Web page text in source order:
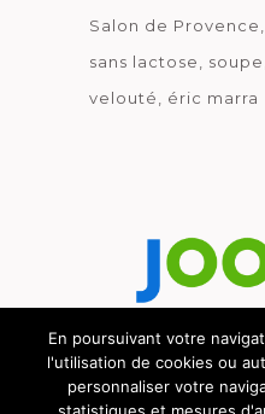
Salon de Provence
sans lactose
soupe
velouté
éric marra
Découvrez le
En poursuivant votre
l'utilisation de cookies ou
personnaliser votre